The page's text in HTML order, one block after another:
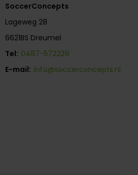
SoccerConcepts
Lageweg 28
6621BS Dreumel
Tel: 0487-572229
E-mail: info@soccerconcepts.nl